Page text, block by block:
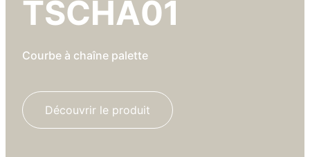
TSCHA01
Courbe à chaîne palette
Découvrir le produit